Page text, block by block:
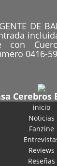
DE
con
0416-
Cerebros
inicio
Noticias
Fanzine
Reviews
Reseñas